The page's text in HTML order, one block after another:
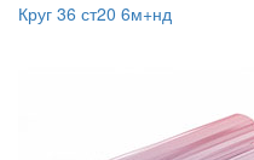
Круг 36 ст20 6м+нд